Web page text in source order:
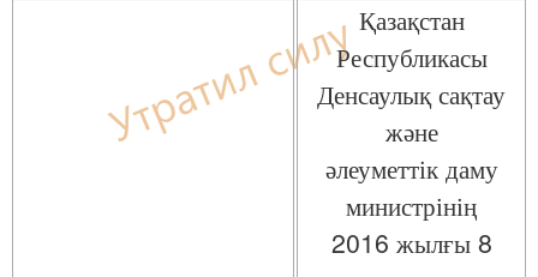
Қазақстан
Республикасы
Денсаулық сақтау
және
әлеуметтік даму
министрінің
2016 жылғы 8